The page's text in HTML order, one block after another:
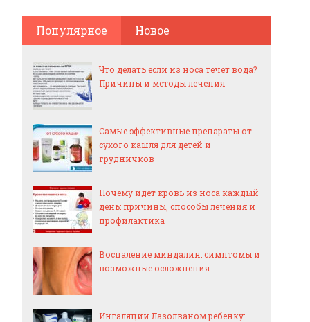
Популярное Новое
Что делать если из носа течет вода?
Причины и методы лечения
Самые эффективные препараты от
сухого кашля для детей и
грудничков
Почему идет кровь из носа каждый
день: причины, способы лечения и
профилактика
Воспаление миндалин: симптомы и
возможные осложнения
Ингаляции Лазолваном ребенку: